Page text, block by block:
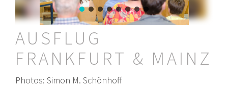
AUSFLUG
FRANKFURT & MAINZ
Photos: Simon M. Schönhoff